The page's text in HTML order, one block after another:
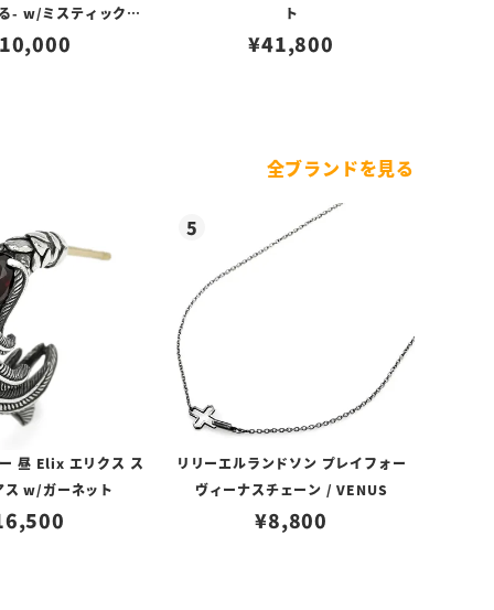
- w/ミスティックト
パーズ
ト
¥41,800
全ブランドを見る
昼 Elix エリクス ス
ス w/ガーネット
リリーエルランドソン プレイフォー
ヴィーナスチェーン / VENUS
¥8,800